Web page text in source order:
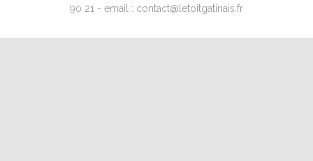
90 21 - email : contact@letoitgatinais.fr